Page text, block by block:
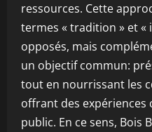
ressources. Cette
termes « tradition » et «
opposés, mais
un objectif commun:
tout en nourrissant les
offrant des expériences
public. En ce sens, Bois